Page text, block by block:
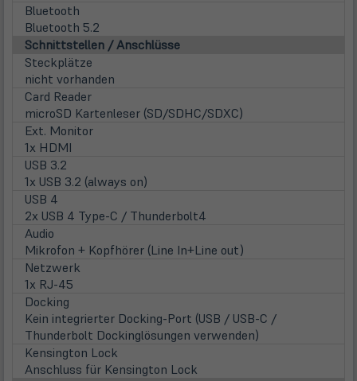
Bluetooth
Bluetooth 5.2
Schnittstellen / Anschlüsse
Steckplätze
nicht vorhanden
Card Reader
microSD Kartenleser (SD/SDHC/SDXC)
Ext. Monitor
1x HDMI
USB 3.2
1x USB 3.2 (always on)
USB 4
2x USB 4 Type-C / Thunderbolt4
Audio
Mikrofon + Kopfhörer (Line In+Line out)
Netzwerk
1x RJ-45
Docking
Kein integrierter Docking-Port (USB / USB-C /
Thunderbolt Dockinglösungen verwenden)
Kensington Lock
Anschluss für Kensington Lock